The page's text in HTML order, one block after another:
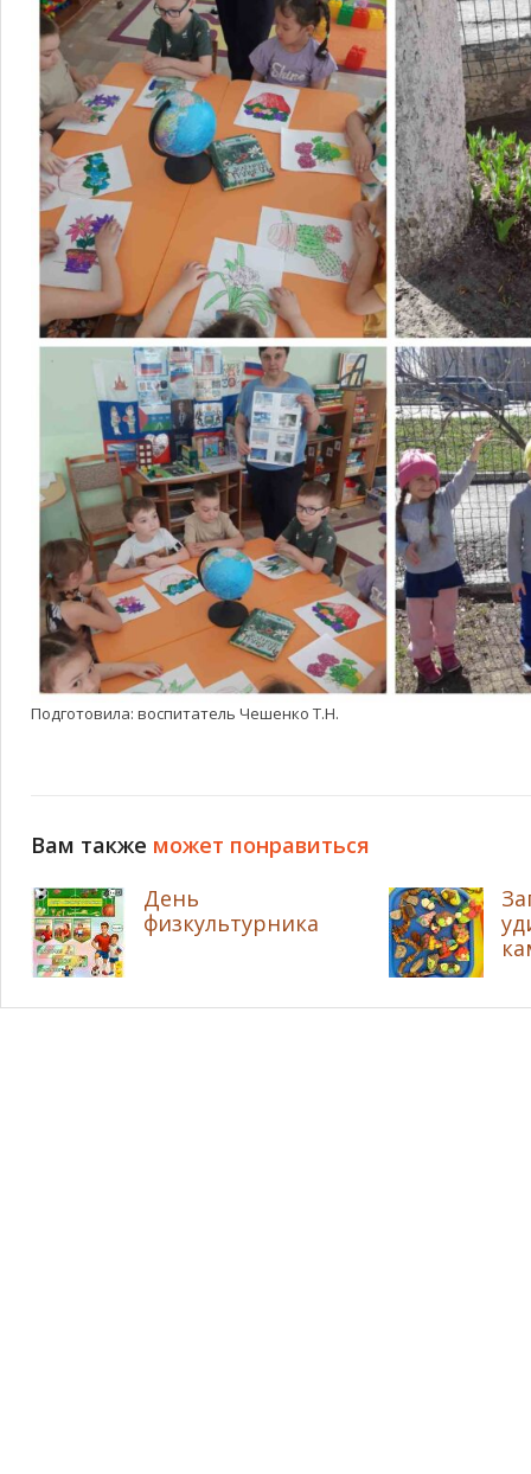
Подготовила: воспитатель Чешенко Т.Н.
Вам также может понравиться
День
физкультурника